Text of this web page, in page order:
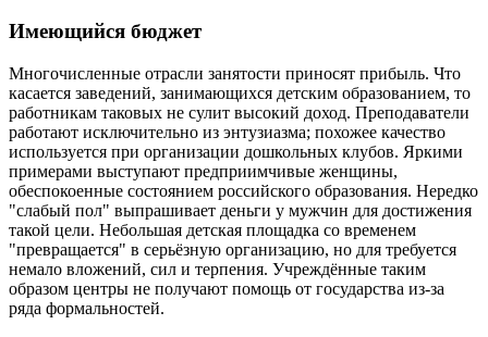
Имеющийся бюджет
Многочисленные отрасли занятости приносят прибыль. Что
касается заведений, занимающихся детским образованием, то
работникам таковых не сулит высокий доход. Преподаватели
работают исключительно из энтузиазма; похожее качество
используется при организации дошкольных клубов. Яркими
примерами выступают предприимчивые женщины,
обеспокоенные состоянием российского образования. Нередко
"слабый пол" выпрашивает деньги у мужчин для достижения
такой цели. Небольшая детская площадка со временем
"превращается" в серьёзную организацию, но для требуется
немало вложений, сил и терпения. Учреждённые таким
образом центры не получают помощь от государства из-за
ряда формальностей.